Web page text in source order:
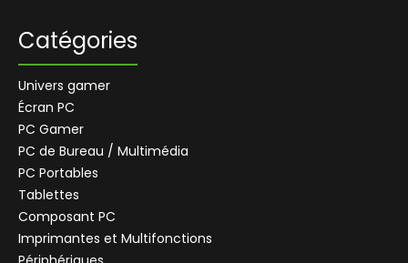
Catégories
Univers gamer
Écran PC
PC Gamer
PC de Bureau / Multimédia
PC Portables
Tablettes
Composant PC
Imprimantes et Multifonctions